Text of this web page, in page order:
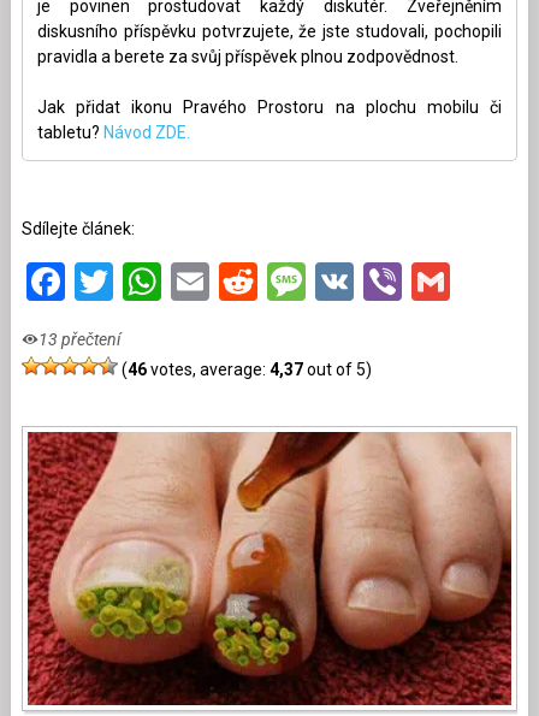
je povinen prostudovat každý diskutér. Zveřejněním
diskusního příspěvku potvrzujete, že jste studovali, pochopili
pravidla a berete za svůj příspěvek plnou zodpovědnost.
Jak přidat ikonu Pravého Prostoru na plochu mobilu či
tabletu? Návod ZDE.
Sdílejte článek:
Facebook
Twitter
WhatsApp
EmailRedditMessage
VKViber
13 přečtení
(46votes, average: 4,37out of 5)